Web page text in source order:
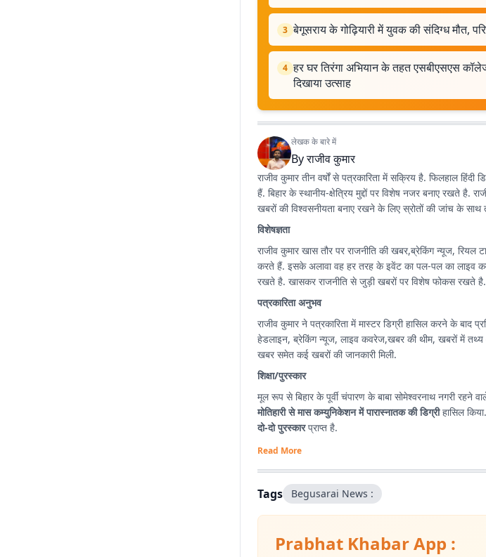
3 बेगूसराय के गोढ़ियारी में युवक की संदिग्ध मौत,
4 हर घर तिरंगा अभियान के तहत एसबीएसएस कॉलेज
दिखाया उत्साह
लेखक के बारे में
Byराजीव कुमार
राजीव कुमार तीन वर्षों से पत्रकारिता में सक्रिय है. फिलहाल
हैं. बिहार के स्थानीय-क्षेत्रिय मुद्दों पर विशेष नजर बनाए रखते है.
खबरों की विश्वसनीयता बनाए रखने के लिए स्रोतों की जांच के साथ
विशेषज्ञता
राजीव कुमार खास तौर पर राजनीति की खबर,ब्रेकिंग न्यूज,
करते हैं. इसके अलावा वह हर तरह के इवेंट का पल-पल का लाइव
रखते है. खासकर राजनीति से जुड़ी खबरों पर विशेष फोकस रखते है.
पत्रकारिता अनुभव
राजीव कुमार ने पत्रकारिता में मास्टर डिग्री हासिल करने के बाद
हेडलाइन, ब्रेकिंग न्यूज, लाइव कवरेज,खबर की थीम, खबरों में तथ्य आदि के बारे में
खबर समेत कई खबरों की जानकारी मिली.
शिक्षा/पुरस्कार
मूल रूप से बिहार के पूर्वी चंपारण के बाबा सोमेश्वरनाथ नगरी रहने
मोतिहारी से मास कम्युनिकेशन में पारास्नातक की डिग्रीहासिल
दो-दो पुरस्कारप्राप्त है.
Read More
Tags Begusarai News :
Prabhat Khabar App :